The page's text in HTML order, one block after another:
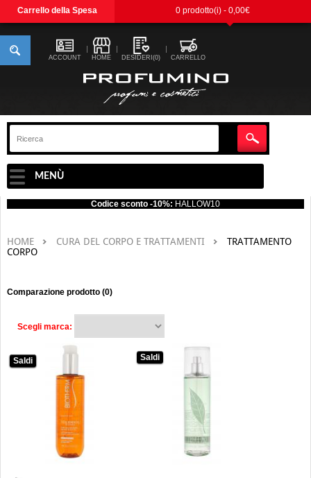
Carrello della Spesa 0 prodotto(i) - 0,00€
ACCOUNT HOME DESIDERI(0) CARRELLO
MENÙ
Codice sconto -10%: HALLOW10
HOME CURA DEL CORPO E TRATTAMENTI
TRATTAMENTO
CORPO
Comparazione prodotto (0)
Scegli marca:
Saldi
Saldi Saldi